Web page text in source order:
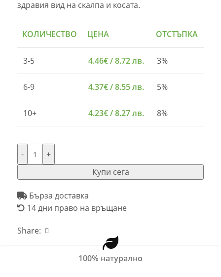
здравия вид на скалпа и косата.
КОЛИЧЕСТВО ЦЕНА ОТСТЪПКА
3-5 4.46€/ 8.72 лв. 3%
6-9 4.37€/ 8.55 лв. 5%
10+ 4.23€/ 8.27 лв. 8%
-
+
Купи сега
Бърза доставка
14 дни право на връщане
Share:
100% натурално